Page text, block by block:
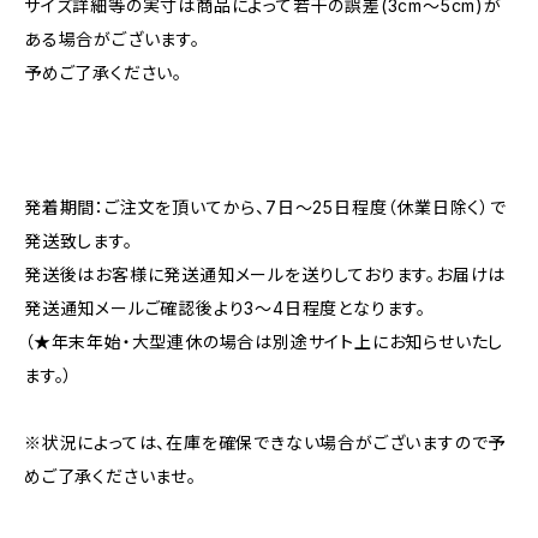
サイズ詳細等の実寸は商品によって若干の誤差(3cm〜5cm)が
ある場合がございます。
予めご了承ください。
発着期間：ご注文を頂いてから、7日〜25日程度（休業日除く）で
発送致します。
発送後はお客様に発送通知メールを送りしております。お届けは
発送通知メールご確認後より3〜4日程度となります。
（★年末年始・大型連休の場合は別途サイト上にお知らせいたし
ます。）
※状況によっては、在庫を確保できない場合がございますので予
めご了承くださいませ。